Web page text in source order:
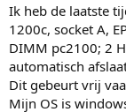
Ik heb de laatste
1200c, socket A,
DIMM pc2100; 2
automatisch
Dit gebeurt vrij
Mijn OS is